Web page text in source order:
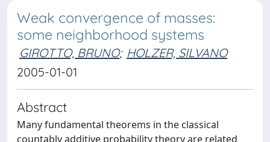
Weak convergence of masses:
some neighborhood systems
GIROTTO, BRUNO; HOLZER, SILVANO
2005-01-01
Abstract
Many fundamental theorems in the classical
countably additive probability theory are related